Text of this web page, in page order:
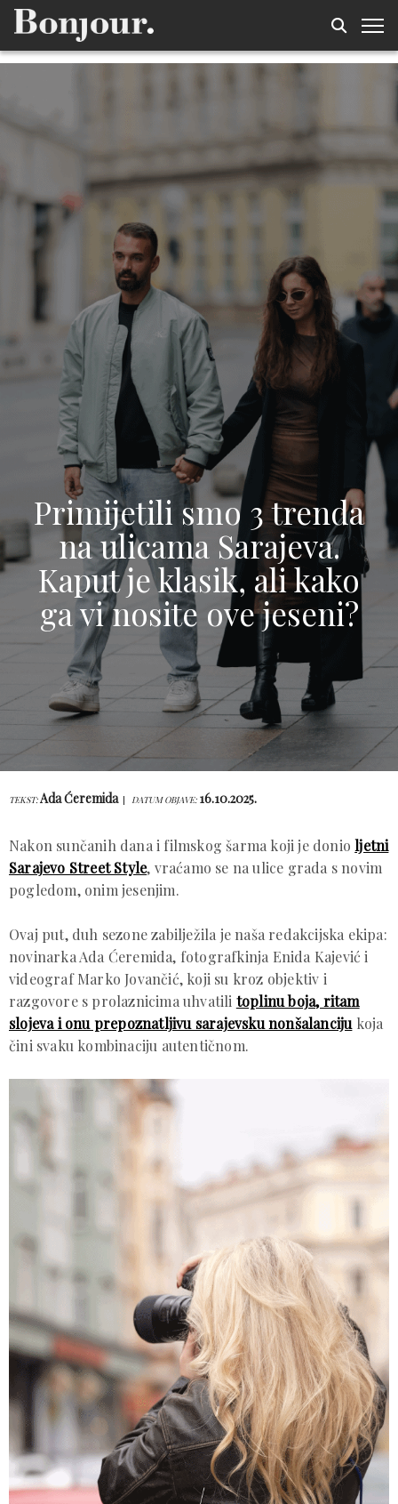
Primijetili smo 3 trenda
na ulicama Sarajeva.
Kaput je klasik, ali kako
ga vi nosite ove jeseni?
TEKST:Ada Ćeremida DATUM OBJAVE: 16.10.2025.
Nakon sunčanih dana i filmskog šarma koji je donioljetni
Sarajevo Street Style, vraćamo se na ulice grada s novim
pogledom, onim jesenjim.
Ovaj put, duh sezone zabilježila je naša redakcijska ekipa:
novinarka Ada Ćeremida, fotografkinja Enida Kajević i
videograf Marko Jovančić, koji su kroz objektiv i
razgovore s prolaznicima uhvatili toplinu boja, ritam
slojeva i onu prepoznatljivu sarajevsku nonšalanciju koja
čini svaku kombinaciju autentičnom.